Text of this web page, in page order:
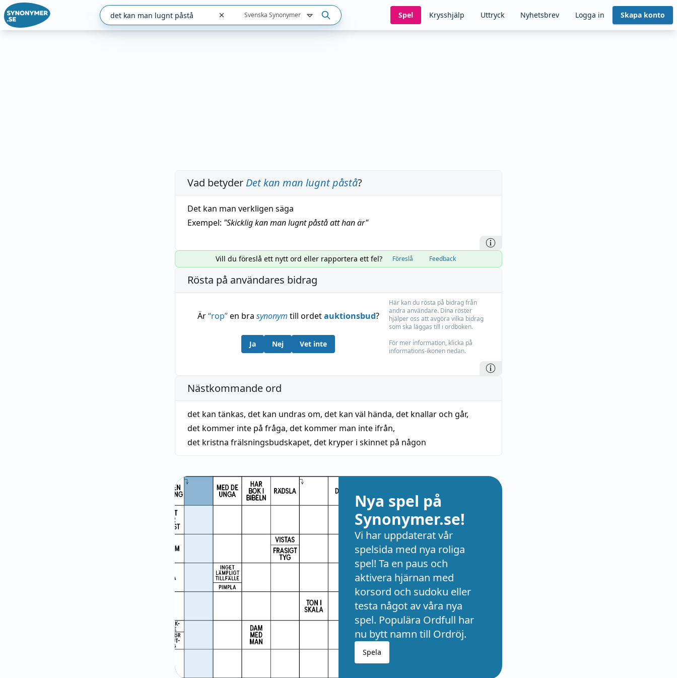
Svenska Synonymer Spel Krysshjälp Uttryck Nyhetsbrev Logga in Skapa konto
Vad betyder Det kan man lugnt påstå?
Det kan man verkligen säga
Exempel: "Skicklig kan man lugnt påstå att han är"
Vill du föreslå ett nytt ord eller rapportera ett fel? Föreslå Feedback
Rösta på användares bidrag
Är“rop”en bra synonym till ordetauktionsbud?
Ja Nej Vet inte
Här kan du rösta på bidrag från
andra användare. Dina röster
hjälper oss att avgöra vilka bidrag
som ska läggas till i ordboken.
För mer information, klicka på
informations-ikonen nedan.
Nästkommande ord
det kan tänkas, det kan undras om, det kan väl hända, det knallar och går,
det kommer inte på fråga, det kommer man inte ifrån,
det kristna frälsningsbudskapet, det kryper i skinnet på någon
Nya spel på
Synonymer.se!
Vi har uppdaterat vår
spelsida med nya roliga
spel! Ta en paus och
aktivera hjärnan med
korsord och sudoku eller
testa något av våra nya
spel. Populära Ordfull har
nu bytt namn till Ordröj.
Spela